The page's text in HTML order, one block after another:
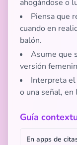
ahogándose o
Piensa que
cuando en
balón.
Asume que
versión
Interpreta el
o una señal,
Guía
En apps de